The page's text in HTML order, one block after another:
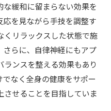
緩和に留まらない効果を
を見ながら手技を調整す
くリラックスした状態で施
らに、自律神経にもアプ
ンスを整える効果もあり
なく全身の健康をサポー
させることを目指していま